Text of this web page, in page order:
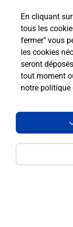
En cliquant
tous les
fermer" vous
les cookies
seront
tout moment
notre politique
Comment
en ligne
Comment
retour chez
déplacer ?
Envoyer un